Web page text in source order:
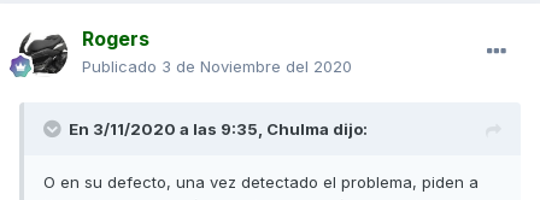
Rogers
Publicado 3 de Noviembre del 2020
En 3/11/2020 a las 9:35, Chulma dijo:
O en su defecto, una vez detectado el problema, piden a